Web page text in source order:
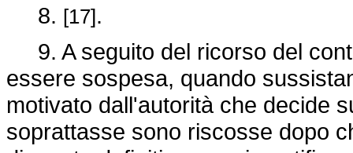
8. [17].
9. A seguito del ricorso del
essere sospesa, quando
motivato dall'autorità che decide
soprattasse sono riscosse dopo